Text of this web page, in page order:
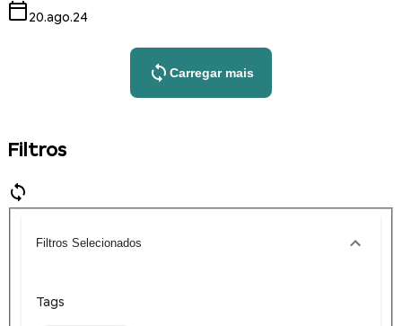
20.ago.24
Carregar mais
Filtros
Filtros Selecionados
Tags